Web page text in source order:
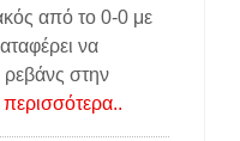
από το 0-0 με
να
στην